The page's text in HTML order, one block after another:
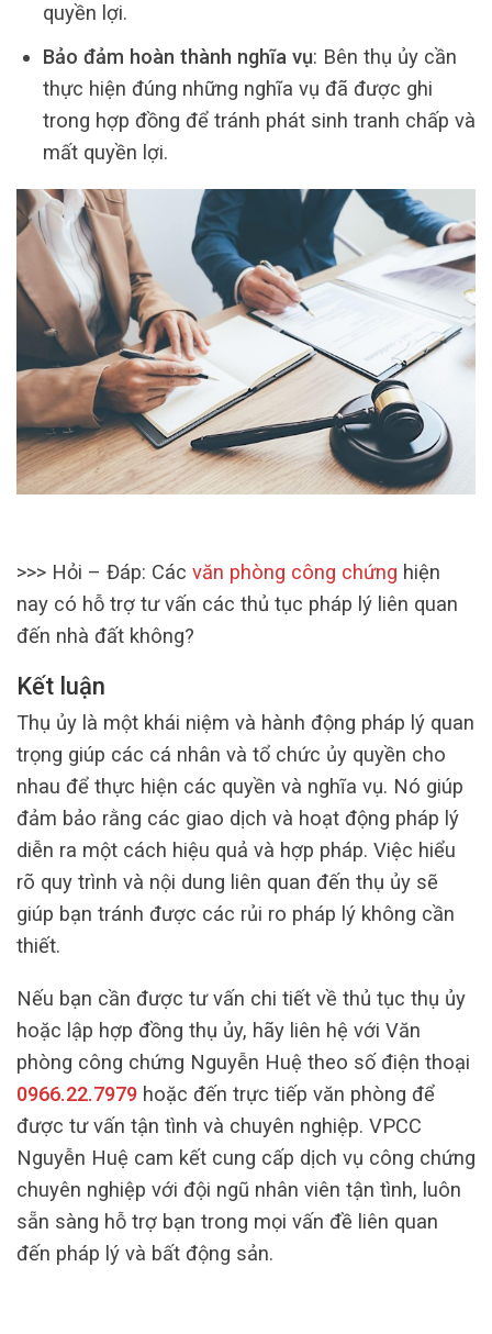
quyền lợi.
Bảo đảm hoàn thành nghĩa vụ: Bên thụ ủy cần
thực hiện đúng những nghĩa vụ đã được ghi
trong hợp đồng để tránh phát sinh tranh chấp và
mất quyền lợi.
>>> Hỏi – Đáp: Các văn phòng công chứng hiện
nay có hỗ trợ tư vấn các thủ tục pháp lý liên quan
đến nhà đất không?
Kết luận
Thụ ủy là một khái niệm và hành động pháp lý quan
trọng giúp các cá nhân và tổ chức ủy quyền cho
nhau để thực hiện các quyền và nghĩa vụ. Nó giúp
đảm bảo rằng các giao dịch và hoạt động pháp lý
diễn ra một cách hiệu quả và hợp pháp. Việc hiểu
rõ quy trình và nội dung liên quan đến thụ ủy sẽ
giúp bạn tránh được các rủi ro pháp lý không cần
thiết.
Nếu bạn cần được tư vấn chi tiết về thủ tục thụ ủy
hoặc lập hợp đồng thụ ủy, hãy liên hệ với Văn
phòng công chứng Nguyễn Huệ theo số điện thoại
0966.22.7979 hoặc đến trực tiếp văn phòng để
được tư vấn tận tình và chuyên nghiệp. VPCC
Nguyễn Huệ cam kết cung cấp dịch vụ công chứng
chuyên nghiệp với đội ngũ nhân viên tận tình, luôn
sẵn sàng hỗ trợ bạn trong mọi vấn đề liên quan
đến pháp lý và bất động sản.